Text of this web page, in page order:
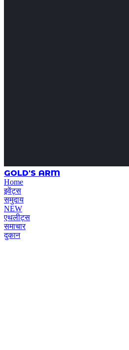
GOLD'S ARM
Home
इवेंट्स
समुदाय
NEW
एथलीट्स
समाचार
दुकान